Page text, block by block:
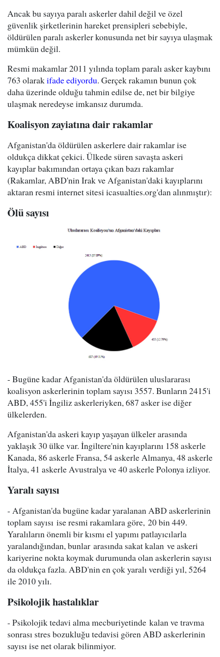
Ancak bu sayıya paralı askerler dahil değil ve özel
güvenlik şirketlerinin hareket prensipleri sebebiyle,
öldürülen paralı askerler konusunda net bir sayıya ulaşmak
mümkün değil.
Resmi makamlar 2011 yılında toplam paralı asker kaybını
763 olarakifade ediyordu. Gerçek rakamın bunun çok
daha üzerinde olduğu tahmin edilse de, net bir bilgiye
ulaşmak neredeyse imkansız durumda.
Koalisyon zayiatına dair rakamlar
Afganistan'da öldürülen askerlere dair rakamlar ise
oldukça dikkat çekici. Ülkede süren savaşta askeri
kayıplar bakımından ortaya çıkan bazı rakamlar
(Rakamlar, ABD'nin Irak ve Afganistan'daki kayıplarını
aktaran resmi internet sitesi icasualties.org'dan alınmıştır):
Ölü sayısı
- Bugüne kadar Afganistan'da öldürülen uluslararası
koalisyon askerlerinin toplam sayısı 3557. Bunların 2415'i
ABD, 455'i İngiliz askerleriyken, 687 asker ise diğer
ülkelerden.
Afganistan'da askeri kayıp yaşayan ülkeler arasında
yaklaşık 30 ülke var. İngiltere'nin kayıplarını 158 askerle
Kanada, 86 askerle Fransa, 54 askerle Almanya, 48 askerle
İtalya, 41 askerle Avustralya ve 40 askerle Polonya izliyor.
Yaralı sayısı
- Afganistan'da bugüne kadar yaralanan ABD askerlerinin
toplam sayısı ise resmi rakamlara göre, 20 bin 449.
Yaralıların önemli bir kısmı el yapımı patlayıcılarla
yaralandığından, bunlar arasında sakat kalan ve askeri
kariyerine nokta koymak durumunda olan askerlerin sayısı
da oldukça fazla. ABD'nin en çok yaralı verdiği yıl, 5264
ile 2010 yılı.
Psikolojik hastalıklar
- Psikolojik tedavi alma mecburiyetinde kalan ve travma
sonrası stres bozukluğu tedavisi gören ABD askerlerinin
sayısı ise net olarak bilinmiyor.